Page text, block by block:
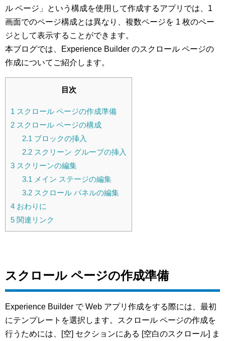
ル ページ」という構成を使用して作成するアプリでは、1
画面でのページ構成とは異なり、複数ページを 1 枚のペー
ジとして表示することができます。
本ブログでは、Experience Builder のスクロール ページの
作成についてご紹介します。
目次
1 スクロール ページの作成準備
2 スクロール ページの構成
2.1 ブロックの挿入
2.2スクリーン グループの挿入
3 スクリーンの編集
3.1 メイン ステージの編集
3.2スクロール パネルの編集
4 おわりに
5 関連リンク
スクロール ページの作成準備
Experience Builder で Web アプリ作成をする際には、最初
にテンプレートを選択します。スクロール ページの作成を
行うためには、[空] セクションにある [空白のスクロール] ま